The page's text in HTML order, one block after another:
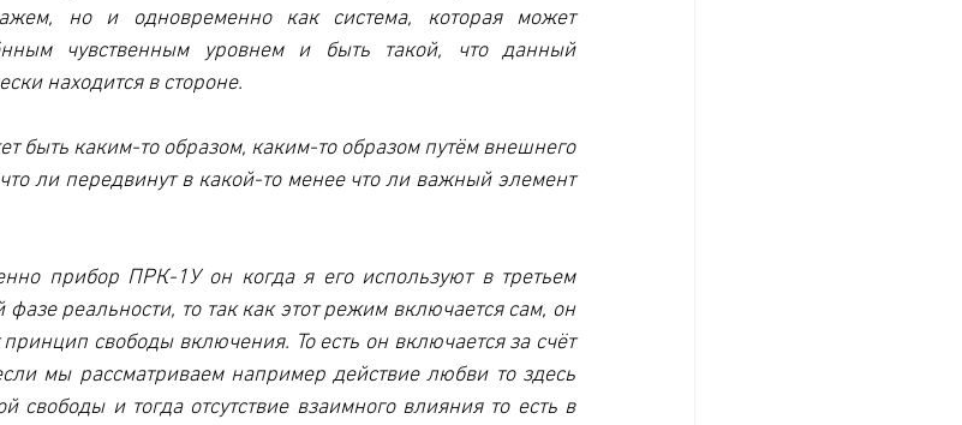
но и одновременно как система, которая может
чувственным уровнем и быть такой, что данный
находится в стороне.
быть каким-то образом, каким-то образом путём внешнего
ли передвинут в какой-то менее что ли важный элемент
прибор ПРК-1У он когда я его используют в третьем
реальности, то так как этот режим включается сам, он
свободы включения. То есть он включается за счёт
мы рассматриваем например действие любви то здесь
свободы и тогда отсутствие взаимного влияния то есть в